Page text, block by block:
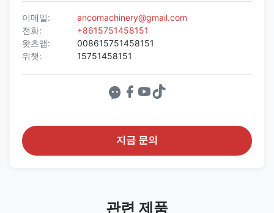
이메일:
ancomachinery@gmail.com
전화:
+8615751458151
왓츠앱:
008615751458151
위챗:
15751458151
지금 문의
관련 제품